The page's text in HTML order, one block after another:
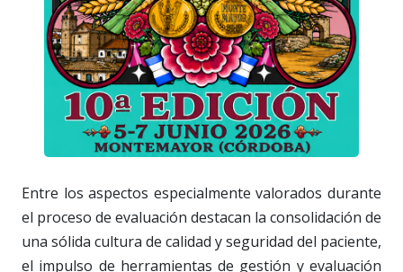
Entre los aspectos especialmente valorados durante
el proceso de evaluación destacan la consolidación de
una sólida cultura de calidad y seguridad del paciente,
el impulso de herramientas de gestión y evaluación